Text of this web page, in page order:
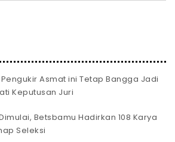
Asmat ini Tetap Bangga Jadi
Keputusan Juri
Betsbamu Hadirkan 108 Karya
Seleksi